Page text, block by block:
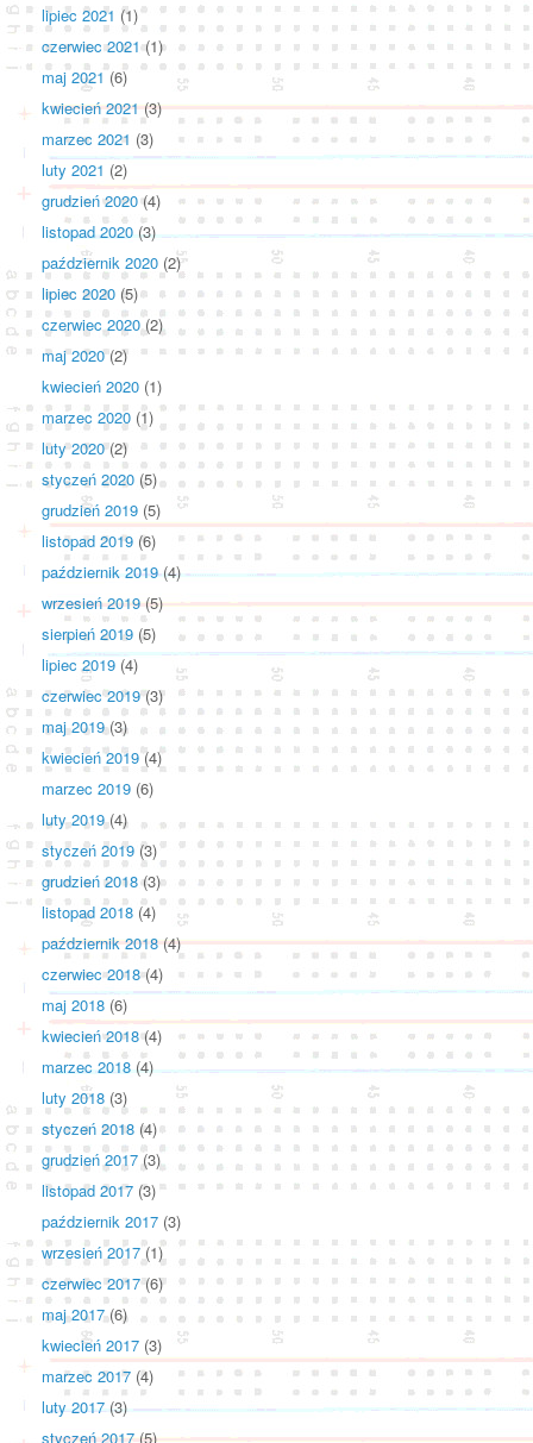
lipiec 2021 (1)
czerwiec 2021(1)
maj 2021(6)
kwiecień 2021(3)
marzec 2021 (3)
luty 2021 (2)
grudzień 2020(4)
listopad 2020(3)
październik 2020 (2)
lipiec 2020 (5)
czerwiec 2020(2)
maj 2020(2)
kwiecień 2020 (1)
marzec 2020 (1)
luty 2020(2)
styczeń 2020 (5)
grudzień 2019 (5)
listopad 2019 (6)
październik 2019(4)
wrzesień 2019(5)
sierpień 2019 (5)
lipiec 2019(4)
czerwiec 2019(3)
maj 2019(3)
kwiecień 2019(4)
marzec 2019 (6)
luty 2019(4)
styczeń 2019 (3)
grudzień 2018(3)
listopad 2018 (4)
październik 2018(4)
czerwiec 2018(4)
maj 2018 (6)
kwiecień 2018(4)
marzec 2018(4)
luty 2018 (3)
styczeń 2018 (4)
grudzień 2017(3)
listopad 2017 (3)
październik 2017 (3)
wrzesień 2017(1)
czerwiec 2017(6)
maj 2017(6)
kwiecień 2017 (3)
marzec 2017 (4)
luty 2017(3)
styczeń 2017 (5)